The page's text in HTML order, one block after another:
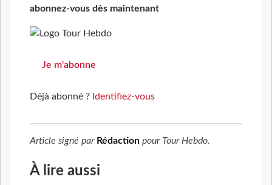
abonnez-vous dès maintenant
Je m'abonne
Déjà abonné ? Identifiez-vous
Article signé par Rédaction pour Tour Hebdo.
À lire aussi